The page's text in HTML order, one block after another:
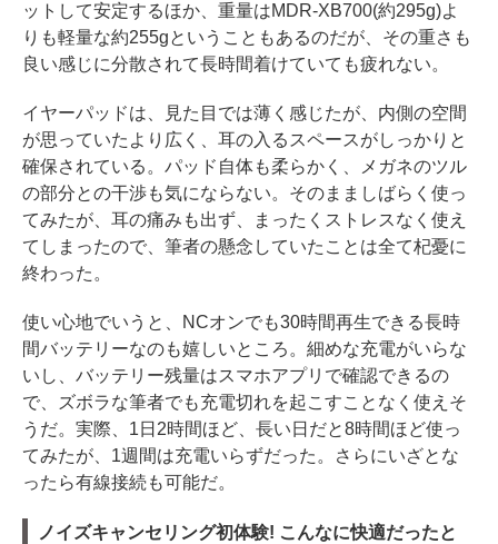
ットして安定するほか、重量はMDR-XB700(約295g)よ
りも軽量な約255gということもあるのだが、その重さも
良い感じに分散されて長時間着けていても疲れない。
イヤーパッドは、見た目では薄く感じたが、内側の空間
が思っていたより広く、耳の入るスペースがしっかりと
確保されている。パッド自体も柔らかく、メガネのツル
の部分との干渉も気にならない。そのまましばらく使っ
てみたが、耳の痛みも出ず、まったくストレスなく使え
てしまったので、筆者の懸念していたことは全て杞憂に
終わった。
使い心地でいうと、NCオンでも30時間再生できる長時
間バッテリーなのも嬉しいところ。細めな充電がいらな
いし、バッテリー残量はスマホアプリで確認できるの
で、ズボラな筆者でも充電切れを起こすことなく使えそ
うだ。実際、1日2時間ほど、長い日だと8時間ほど使っ
てみたが、1週間は充電いらずだった。さらにいざとな
ったら有線接続も可能だ。
ノイズキャンセリング初体験! こんなに快適だったと